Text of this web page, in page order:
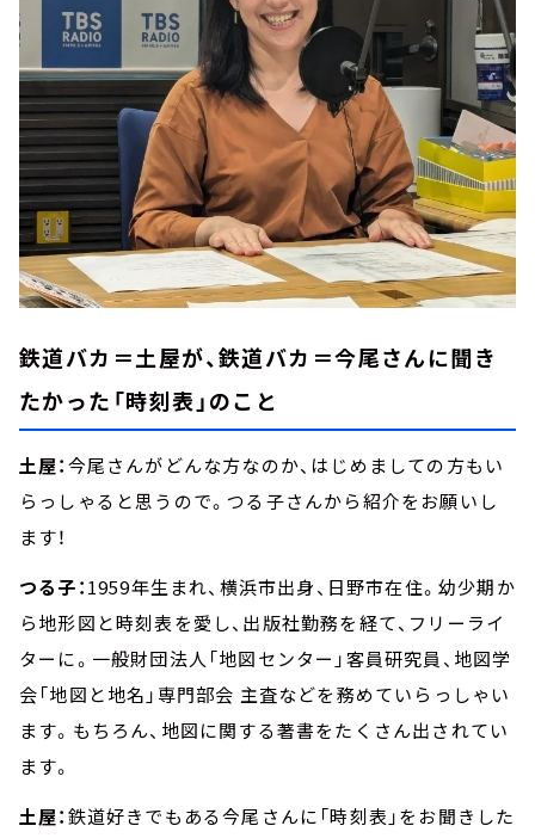
鉄道バカ＝土屋が、鉄道バカ＝今尾さんに聞き
たかった「時刻表」のこと
土屋：今尾さんがどんな方なのか、はじめましての方もい
らっしゃると思うので。つる子さんから紹介をお願いし
ます！
つる子：1959年生まれ、横浜市出身、日野市在住。幼少期か
ら地形図と時刻表を愛し、出版社勤務を経て、フリーライ
ターに。一般財団法人「地図センター」客員研究員、地図学
会「地図と地名」専門部会 主査などを務めていらっしゃい
ます。もちろん、地図に関する著書をたくさん出されてい
ます。
土屋：鉄道好きでもある今尾さんに「時刻表」をお聞きした